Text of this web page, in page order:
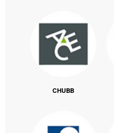
CHUBB